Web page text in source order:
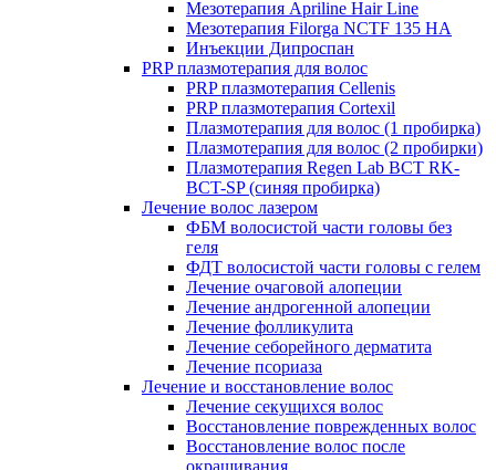
Мезотерапия Apriline Hair Line
Мезотерапия Filorga NCTF 135 HA
Инъекции Дипроспан
PRP плазмотерапия для волос
PRP плазмотерапия Cellenis
PRP плазмотерапия Cortexil
Плазмотерапия для волос (1 пробирка)
Плазмотерапия для волос (2 пробирки)
Плазмотерапия Regen Lab BCT RK-
BCT-SP (синяя пробирка)
Лечение волос лазером
ФБМ волосистой части головы без
геля
ФДТ волосистой части головы с гелем
Лечение очаговой алопеции
Лечение андрогенной алопеции
Лечение фолликулита
Лечение себорейного дерматита
Лечение псориаза
Лечение и восстановление волос
Лечение секущихся волос
Восстановление поврежденных волос
Восстановление волос после
окрашивания